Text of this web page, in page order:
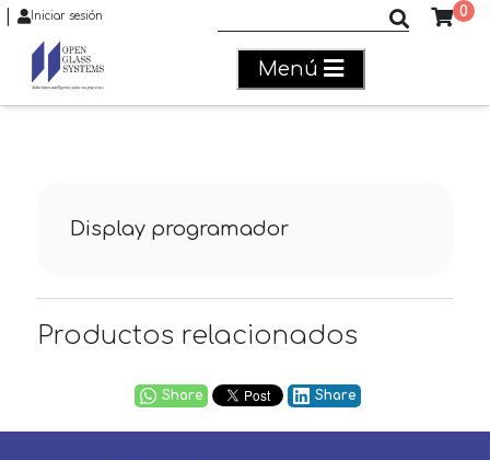
Iniciar sesión 0
Menú
Display programador
Productos relacionados
Share Share